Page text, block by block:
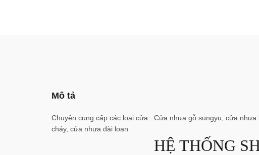
Mô tả
Chuyên cung cấp các loại cửa : Cửa nhựa gỗ sungyu, cửa
cháy, cửa nhựa đài loan
HỆ THỐNG